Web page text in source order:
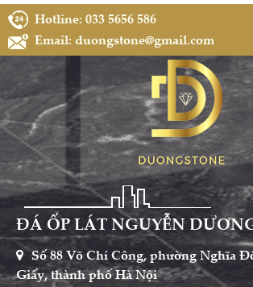
Hotline: 033 5656 586
Email: duongstone@gmail.com
ĐÁ ỐP LÁT NGUYỄN
Số 88 Võ Chí Công, phường Nghĩa
Giấy, thành phố Hà Nội